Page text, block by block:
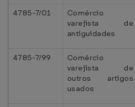
4785-7/01
Comércio
varejista de
antiguidades
4785-7/99
Comércio
varejista de
outros artigos
usados